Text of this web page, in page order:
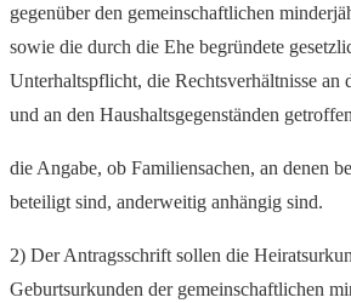
gegenüber den gemeinschaftlichen
sowie die durch die Ehe begründete
Unterhaltspflicht, die Rechtsverhältnisse an
und an den Haushaltsgegenständen
die Angabe, ob Familiensachen, an denen
beteiligt sind, anderweitig anhängig sind.
2) Der Antragsschrift sollen die
Geburtsurkunden der gemeinschaftlichen